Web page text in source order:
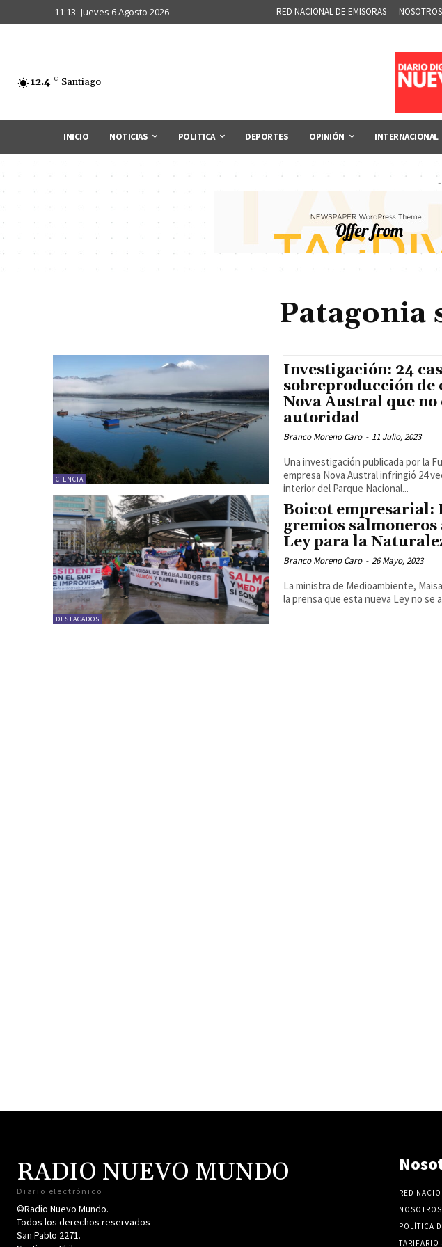
11:13 -Jueves 6 Agosto 2026 RED NACIONAL DE EMISORAS NOSOTROS
12.4 C Santiago
INICIO NOTICIAS POLITICA DEPORTES OPINIÓN INTERNACIONAL
-
Patagonia
CIENCIA
Investigación: 24
sobreproducción de
Nova Austral que no
autoridad
Branco Moreno Caro - 11 Julio, 2023
Una investigación publicada por la
empresa Nova Austral infringió 24
interior del Parque Nacional...
DESTACADOS
Boicot empresarial:
gremios
Ley para la
Branco Moreno Caro - 26 Mayo, 2023
La ministra de Medioambiente,
la prensa que esta nueva Ley no se
RADIO NUEVO MUNDO
Diario electrónico
©Radio Nuevo Mundo.
Todos los derechos reservados
San Pablo 2271.
RED
NOSOTROS
POLÍTICA
TARIFARIO